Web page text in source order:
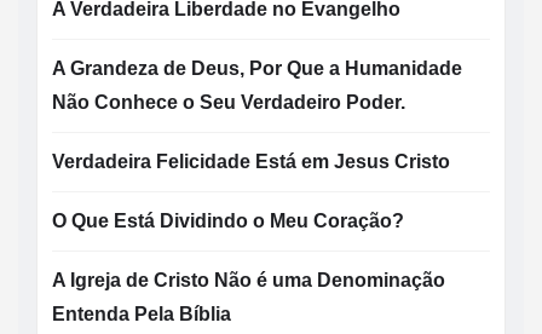
A Verdadeira Liberdade no Evangelho
A Grandeza de Deus, Por Que a Humanidade
Não Conhece o Seu Verdadeiro Poder.
Verdadeira Felicidade Está em Jesus Cristo
O Que Está Dividindo o Meu Coração?
A Igreja de Cristo Não é uma Denominação
Entenda Pela Bíblia